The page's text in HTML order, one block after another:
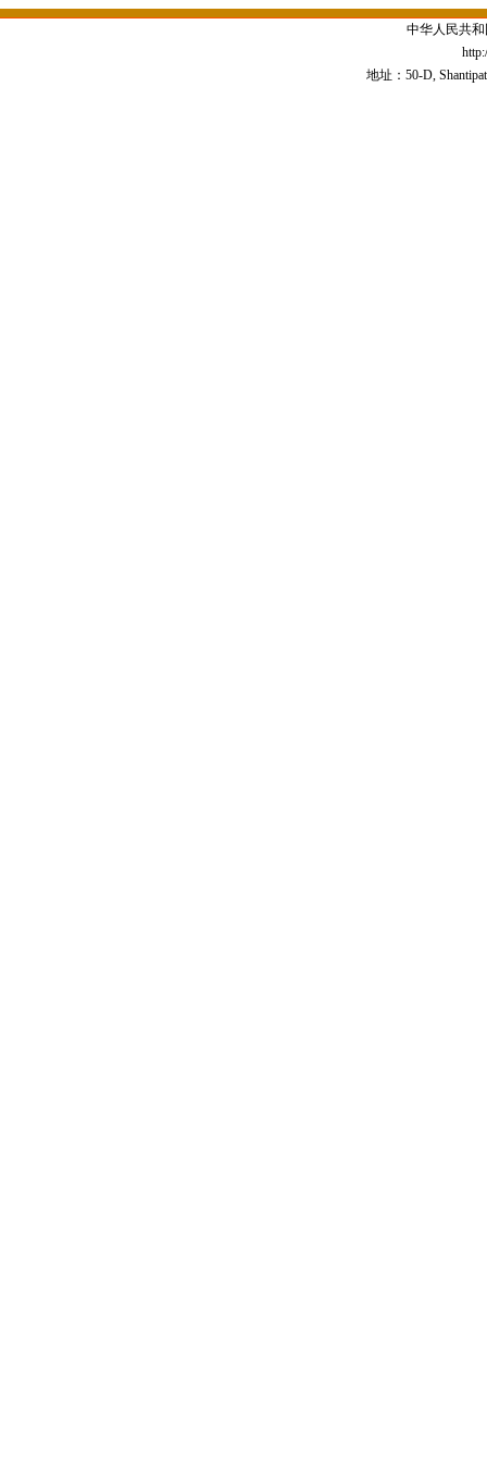
中华人民共
地址：50-D,